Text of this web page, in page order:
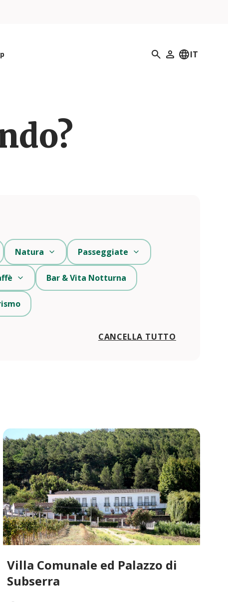
Ricerca
Il mio profilo
IT
CANCELLA TUTTO
Natura Passeggiate
Bar & Vita Notturna
Villa Comunale ed Palazzo di
Subserra